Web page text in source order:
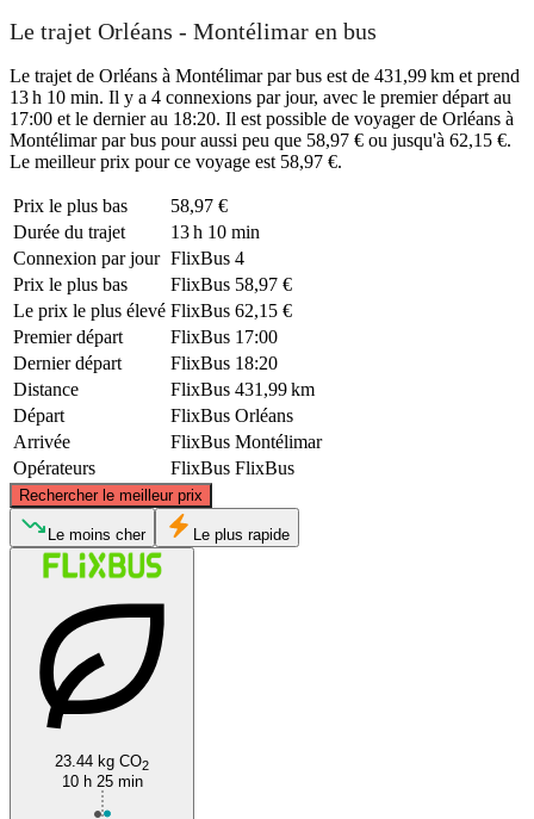
Le trajet Orléans - Montélimar en bus
Le trajet de Orléans à Montélimar par bus est de 431,99 km et prend
13 h 10 min. Il y a 4 connexions par jour, avec le premier départ au
17:00 et le dernier au 18:20. Il est possible de voyager de Orléans à
Montélimar par bus pour aussi peu que 58,97 € ou jusqu'à 62,15 €.
Le meilleur prix pour ce voyage est 58,97 €.
Prix ​​le plus bas
58,97 €
Durée du trajet
13 h 10 min
Connexion par jour FlixBus 4
Prix ​​le plus bas
FlixBus 58,97 €
Le prix le plus élevé FlixBus 62,15 €
Premier départ
FlixBus 17:00
Dernier départ
FlixBus 18:20
Distance
FlixBus 431,99 km
Départ
FlixBus Orléans
Arrivée
FlixBus Montélimar
Opérateurs
FlixBus FlixBus
Rechercher le meilleur prix
Orléans
©CARTO
Le moins cher Le plus rapide
23.44 kg CO2
10 h 25 min